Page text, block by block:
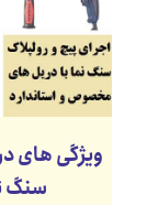
ویژگی های
سنگ